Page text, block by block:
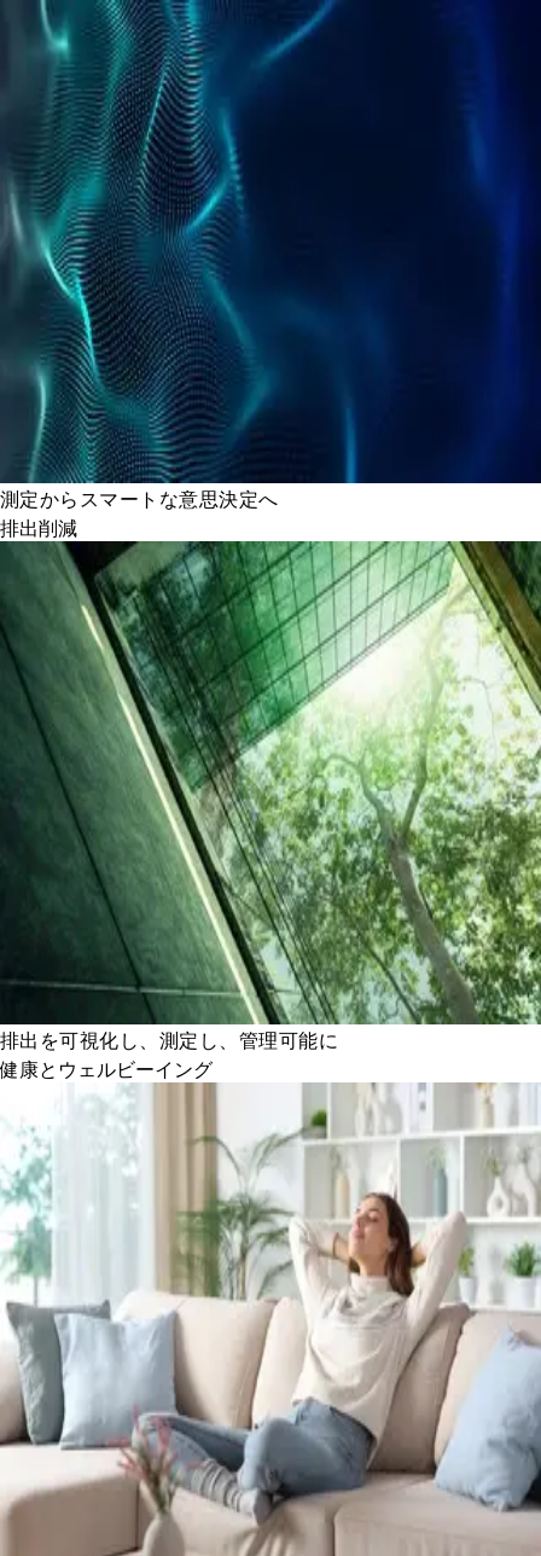
測定からスマートな意思決定へ
排出削減
排出を可視化し、測定し、管理可能に
健康とウェルビーイング